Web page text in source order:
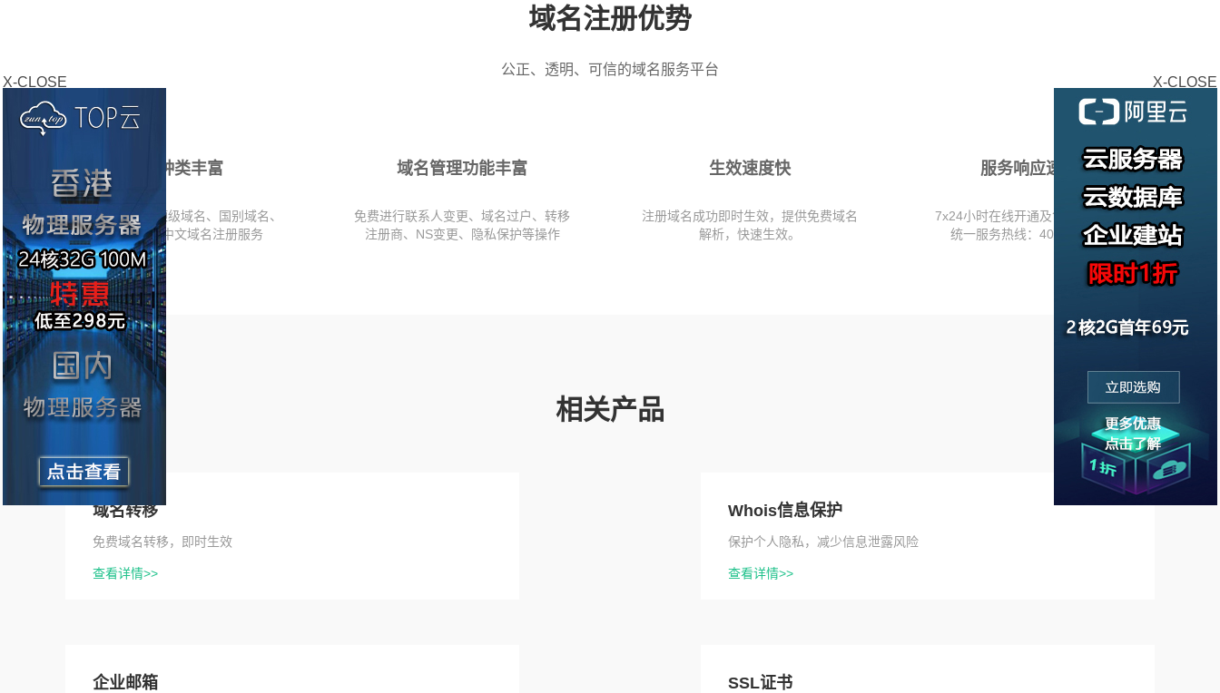
X-CLOSE
X-CLOSE
域名注册优势
公正、透明、可信的域名服务平台
域名种类丰富
百种国内、国际顶级域名、国别域名、
新顶级域名及中文域名注册服务
域名管理功能丰富
免费进行联系人变更、域名过户、转移
注册商、NS变更、隐私保护等操作
生效速度快
注册域名成功即时生效，提供免费域名
解析，快速生效。
服务响应速度快
7x24小时在线开通及售后服务，全国
统一服务热线：400-638-8808.
相关产品
域名转移
免费域名转移，即时生效
查看详情>>
Whois信息保护
保护个人隐私，减少信息泄露风险
查看详情>>
企业邮箱 SSL证书